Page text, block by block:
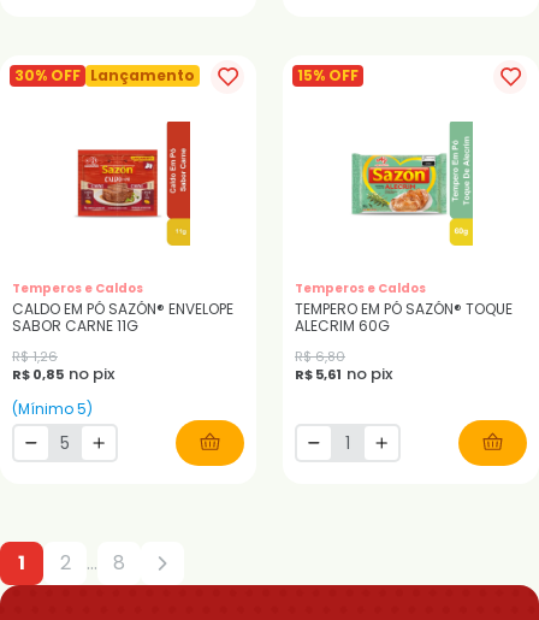
30% OFF Lançamento
Temperos e Caldos
CALDO EM PÓ SAZÓN® ENVELOPE
SABOR CARNE 11G
R$ 1,26
R$ 0,85 no pix
(Mínimo 5)
15% OFF
Temperos e Caldos
TEMPERO EM PÓ SAZÓN® TOQUE
ALECRIM 60G
R$ 6,80
R$ 5,61 no pix
1 2 ... 8